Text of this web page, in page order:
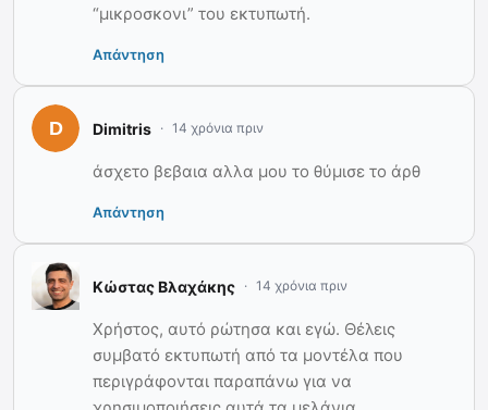
“μικροσκονι” του εκτυπωτή.
Απάντηση
Dimitris 14 χρόνια πριν
άσχετο βεβαια αλλα μου το θύμισε το άρθ
Απάντηση
Κώστας Βλαχάκης 14 χρόνια πριν
Χρήστος, αυτό ρώτησα και εγώ. Θέλεις
συμβατό εκτυπωτή από τα μοντέλα που
περιγράφονται παραπάνω για να